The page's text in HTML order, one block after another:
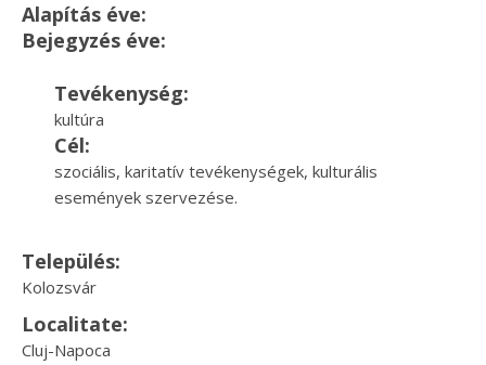
Alapítás éve:
Bejegyzés éve:
Tevékenység:
kultúra
Cél:
szociális, karitatív tevékenységek, kulturális
események szervezése.
Település:
Kolozsvár
Localitate:
Cluj-Napoca